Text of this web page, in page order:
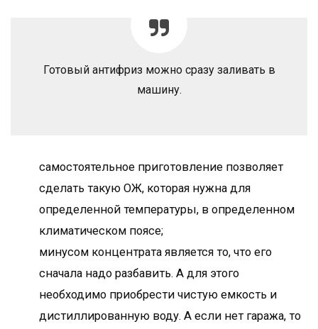
Готовый антифриз можно сразу заливать в
машину.
самостоятельное приготовление позволяет
сделать такую ОЖ, которая нужна для
определенной температуры, в определенном
климатическом поясе;
минусом концентрата является то, что его
сначала надо разбавить. А для этого
необходимо приобрести чистую емкость и
дистиллированную воду. А если нет гаража, то